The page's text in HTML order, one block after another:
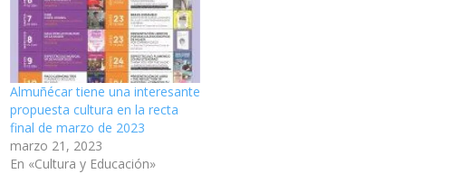
Almuñécar tiene una interesante
propuesta cultura en la recta
final de marzo de 2023
marzo 21, 2023
En «Cultura y Educación»